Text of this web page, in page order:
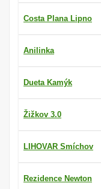
Costa Plana Lipno
Anilinka
Dueta Kamýk
Žižkov 3.0
LIHOVAR Smíchov
Rezidence Newton